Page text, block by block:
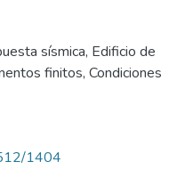
sísmica, Edificio de
finitos, Condiciones
1404